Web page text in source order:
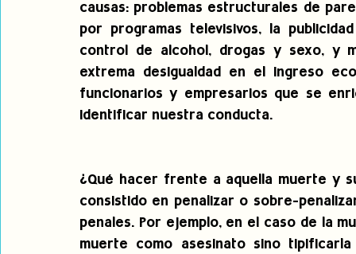
causas: problemas estructurales de
por programas televisivos, la
control de alcohol, drogas y sexo, y
extrema desigualdad en el ingreso
funcionarios y empresarios que se
identificar nuestra conducta.
¿Qué hacer frente a aquella muerte y
consistido en penalizar o sobre-
penales. Por ejemplo, en el caso de la
muerte como asesinato sino